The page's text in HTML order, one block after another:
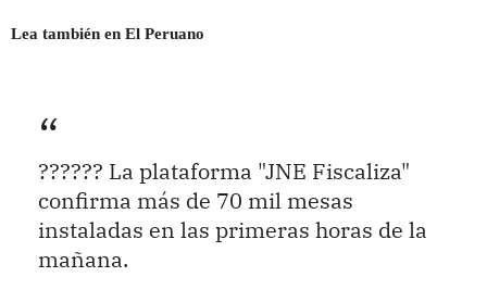
Lea también en El Peruano
?????? La plataforma "JNE Fiscaliza"
confirma más de 70 mil mesas
instaladas en las primeras horas de la
mañana.